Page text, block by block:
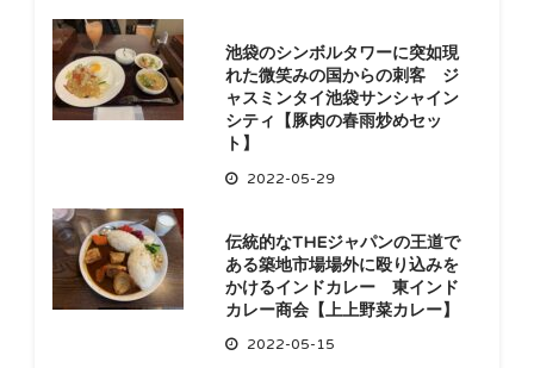
池袋のシンボルタワーに突如現
れた微笑みの国からの刺客 ジ
ャスミンタイ池袋サンシャイン
シティ【豚肉の春雨炒めセッ
ト】
2022-05-29
伝統的なTHEジャパンの王道で
ある築地市場場外に殴り込みを
かけるインドカレー 東インド
カレー商会【上上野菜カレー】
2022-05-15